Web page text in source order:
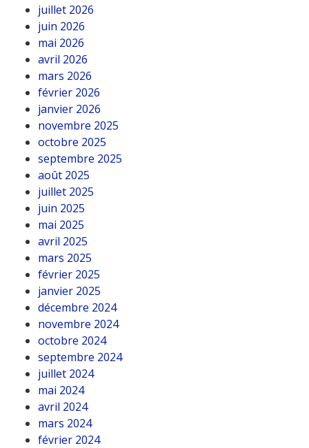
juillet 2026
juin 2026
mai 2026
avril 2026
mars 2026
février 2026
janvier 2026
novembre 2025
octobre 2025
septembre 2025
août 2025
juillet 2025
juin 2025
mai 2025
avril 2025
mars 2025
février 2025
janvier 2025
décembre 2024
novembre 2024
octobre 2024
septembre 2024
juillet 2024
mai 2024
avril 2024
mars 2024
février 2024